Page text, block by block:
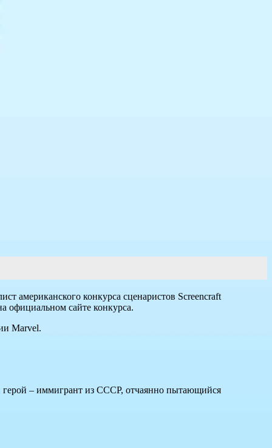
американского конкурса сценаристов Screencraft
официальном сайте конкурса.
Marvel.
герой – иммигрант из СССР, отчаянно пытающийся